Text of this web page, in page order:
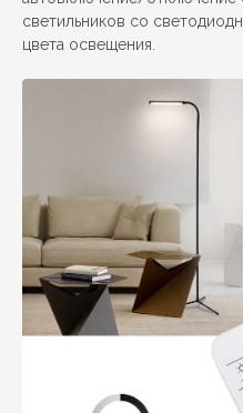
светильников со
цвета освещения.